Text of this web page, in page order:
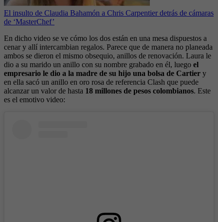
El insulto de Claudia Bahamón a Chris Carpentier detrás de cámaras
de ‘MasterChef’
En dicho video se ve cómo los dos están en una mesa dispuestos a
cenar y allí intercambian regalos. Parece que de manera no planeada
ambos se dieron el mismo obsequio, anillos de renovación. Laura le
dio a su marido un anillo con su nombre grabado en él, luego el
empresario le dio a la madre de su hijo una bolsa de Cartier y
en ella sacó un anillo en oro rosa de referencia Clash que puede
alcanzar un valor de hasta 18 millones de pesos colombianos. Este
es el emotivo video: